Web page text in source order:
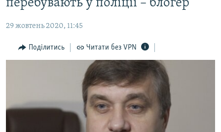
до
основної
Перейти
до
БЛОГИ
ПОГЛЯД
СПЕЦПРОЕКТИ
ЯК ОБІЙТИ БЛОКУВАННЯ
перебувають у поліції – блогер
29 жовтень 2020, 11:45
Поділитись Читати без VPN